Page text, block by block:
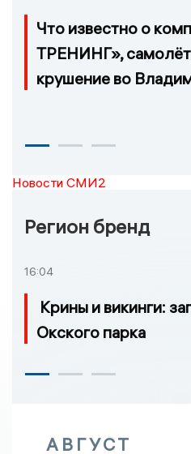
Что известно о
ТРЕНИНГ»,
крушение во
Новости СМИ2
Регион бренд
16:04
Крины и викинги:
Окского парка
АВГУСТ